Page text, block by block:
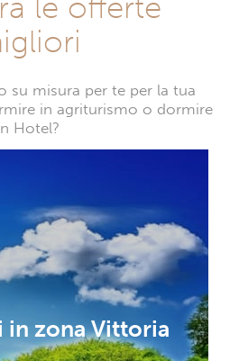
su misura per te per la tua
in agriturismo o dormire
Hotel?
in zona Vittoria